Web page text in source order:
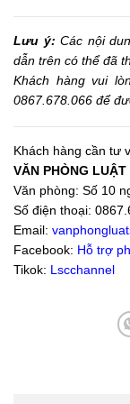
Lưu ý: Các nội
dẫn trên có thể đã
Khách hàng vui
0867.678.066 để
Khách hàng cần tư
VĂN PHÒNG
Văn phòng: Số 10
Số điện thoại:
Email:
Facebook: Hỗ trợ
Tikok: Lscchannel